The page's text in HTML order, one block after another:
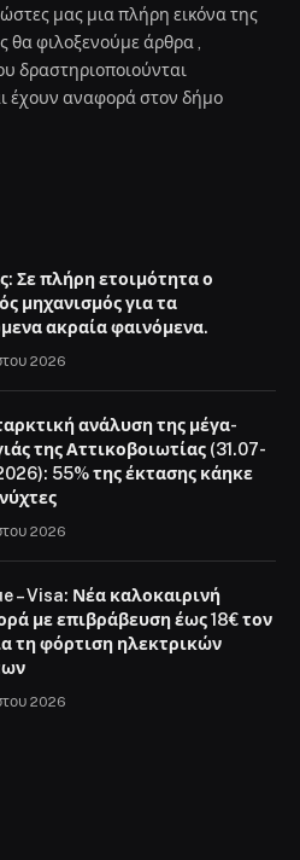
μας μια πλήρη εικόνα της
θα φιλοξενούμε άρθρα ,
δραστηριοποιούνται
έχουν αναφορά στον δήμο
Σε πλήρη ετοιμότητα ο
μηχανισμός για τα
ακραία φαινόμενα.
2026
ανάλυση της μέγα-
της Αττικοβοιωτίας (31.07-
55% της έκτασης κάηκε
2026
– Visa: Νέα καλοκαιρινή
με επιβράβευση έως 18€ τον
τη φόρτιση ηλεκτρικών
2026